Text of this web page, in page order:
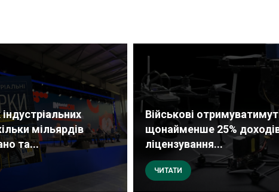
мільярдів
та...
Військові
щонайменше 25%
ліцензування...
ЧИТАТИ